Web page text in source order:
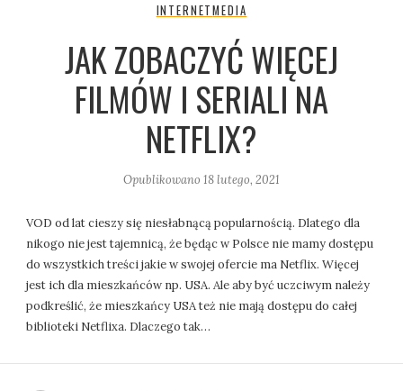
INTERNETMEDIA
JAK ZOBACZYĆ WIĘCEJ
FILMÓW I SERIALI NA
NETFLIX?
Opublikowano 18 lutego, 2021
VOD od lat cieszy się niesłabnącą popularnością. Dlatego dla
nikogo nie jest tajemnicą, że będąc w Polsce nie mamy dostępu
do wszystkich treści jakie w swojej ofercie ma Netflix. Więcej
jest ich dla mieszkańców np. USA. Ale aby być uczciwym należy
podkreślić, że mieszkańcy USA też nie mają dostępu do całej
biblioteki Netflixa. Dlaczego tak…